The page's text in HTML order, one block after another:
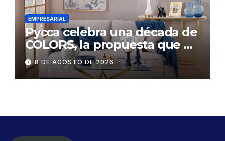
EMPRESARIAL
Pycca celebra una década de
COLORS, la propuesta que ha
inspirado la transformación
de miles de hogares
ecuatorianos
8 DE AGOSTO DE 2026